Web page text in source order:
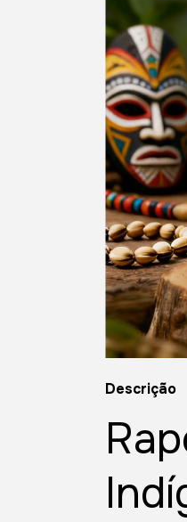
Descrição